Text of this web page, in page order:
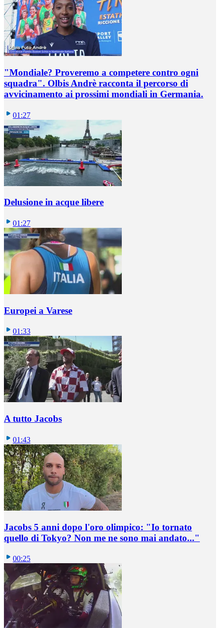
"Mondiale? Proveremo a competere contro ogni
squadra". Olbis Andrè racconta il percorso di
avvicinamento ai prossimi mondiali in Germania.
01:27
Delusione in acque libere
01:27
Europei a Varese
01:33
A tutto Jacobs
01:43
Jacobs 5 anni dopo l'oro olimpico: "Io tornato
quello di Tokyo? Non me ne sono mai andato..."
00:25